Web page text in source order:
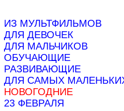
ИЗ МУЛЬТФИЛЬМОВ
ДЛЯ ДЕВОЧЕК
ДЛЯ МАЛЬЧИКОВ
ОБУЧАЮЩИЕ
РАЗВИВАЮЩИЕ
ДЛЯ САМЫХ
НОВОГОДНИЕ
23 ФЕВРАЛЯ